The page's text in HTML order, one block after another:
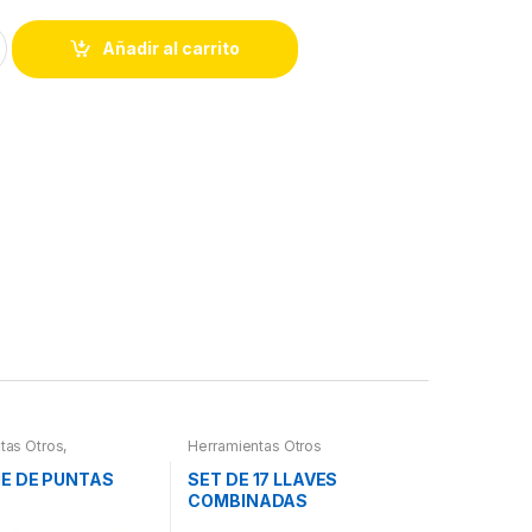
Añadir al carrito
Otros,
De Mano,
DE PUNTAS
Herramientas Otros
SET DE 17 LLAVES
COMBINADAS